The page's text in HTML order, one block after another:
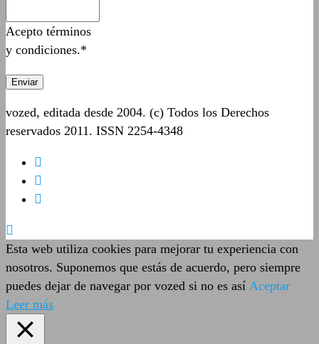
Acepto términos
y condiciones.*
vozed, editada desde 2004. (c) Todos los Derechos
reservados 2011. ISSN 2254-4348
Esta web utiliza cookies para mejorar tu experiencia con
nosotros. Suponemos que estás de acuerdo, pero siempre
puedes dejar de navegar por vozed si no es así Aceptar
Leer más